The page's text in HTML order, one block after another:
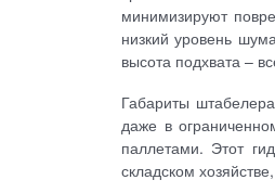
минимизируют
низкий уровень
высота подхвата –
Габариты
даже в
паллетами. Этот
складском